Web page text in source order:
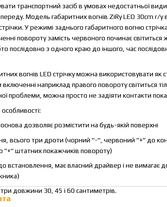
транспортний засіб в умовах недостатньої
Модель габаритних вогнів ZiRy LED 30cm r/y
У режимі заднього габаритного вогню
повороту замість червоного починає
послідовно з одного краю до іншого, час
вогнів LED стрічку можна використовувати як
наприклад правого повороту світиться
проблеми, можна просто не задіяти контакти
основа дозволяє розмістити на будь-якій поверхні
всього три дроти (чорний "-", червоний "+" до
"+" штатних покажчиків повороту)
встановлення, має власний драйвер і не вимагає
три довжини 30, 45 і 60 сантиметрів.